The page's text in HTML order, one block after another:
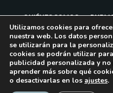
QUIÉNES SOMOS
AVISO LEGAL
POLÍTICA DE COOKIES
POLÍTICA DE PRIVACIDAD
Utilizamos cookies para
nuestra web. Los datos
se utilizarán para la
cookies se podrán utilizar para
publicidad personalizada y no
aprender más sobre qué
o desactivarlas en los ajustes.